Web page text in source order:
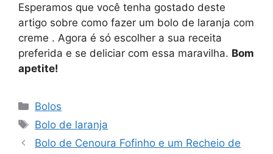
Esperamos que você tenha gostado deste
artigo sobre como fazer um bolo de laranja com
creme . Agora é só escolher a sua receita
preferida e se deliciar com essa maravilha. Bom
apetite!
Categorias
Bolos
Tags
Bolo de laranja
Bolo de Cenoura Fofinho e um Recheio de